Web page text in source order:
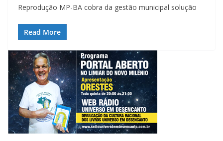
Reprodução MP-BA cobra da gestão municipal solução
Read More